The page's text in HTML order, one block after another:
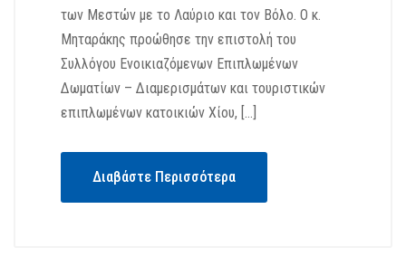
των Μεστών με το Λαύριο και τον Βόλο. Ο κ.
Μηταράκης προώθησε την επιστολή του
Συλλόγου Ενοικιαζόμενων Επιπλωμένων
Δωματίων – Διαμερισμάτων και τουριστικών
επιπλωμένων κατοικιών Χίου, […]
Διαβάστε Περισσότερα